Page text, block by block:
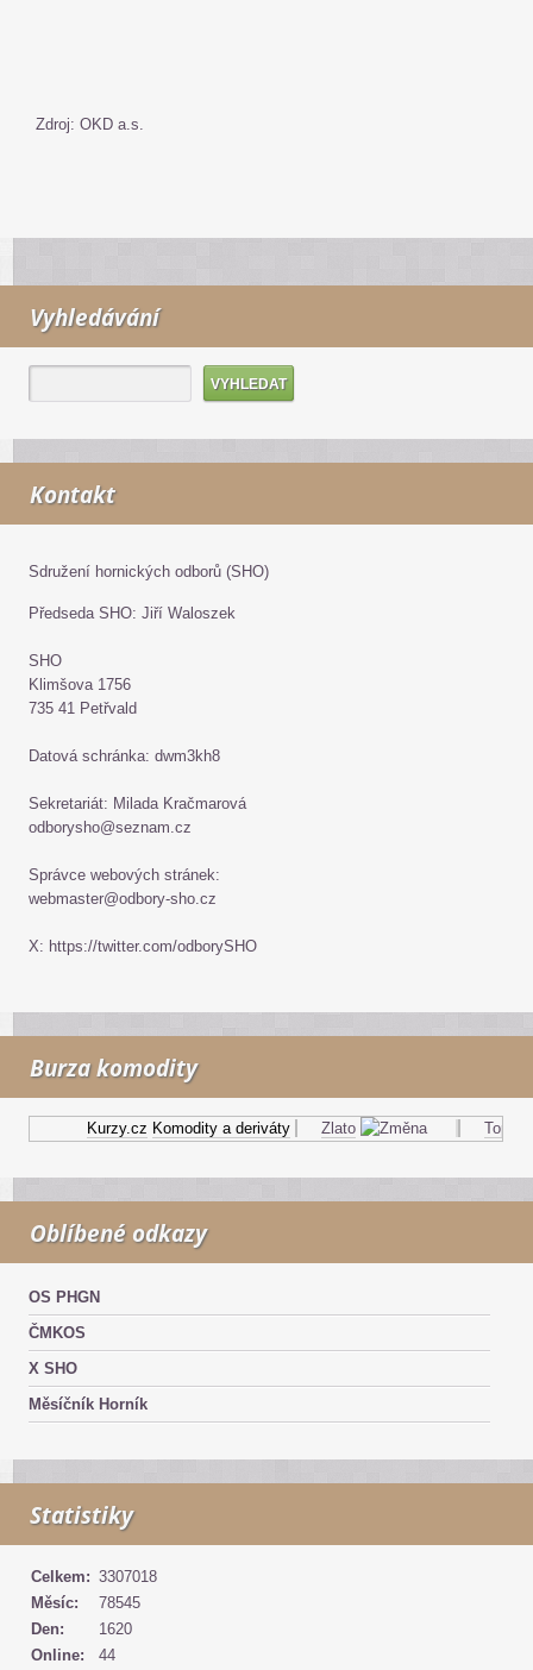
Zdroj: OKD a.s.
Vyhledávání
Kontakt
Sdružení hornických odborů (SHO)
Předseda SHO: Jiří Waloszek
SHO
Klimšova 1756
735 41 Petřvald
Datová schránka: dwm3kh8
Sekretariát: Milada Kračmarová
odborysho@seznam.cz
Správce webových stránek:
webmaster@odbory-sho.cz
X: https://twitter.com/odborySHO
Burza komodity
Kurzy.cz Komodity a deriváty Zlato Topný
Oblíbené odkazy
OS PHGN
ČMKOS
X SHO
Měsíčník Horník
Statistiky
Online: 44
Celkem: 3307018
Měsíc:
78545
Den:
1620